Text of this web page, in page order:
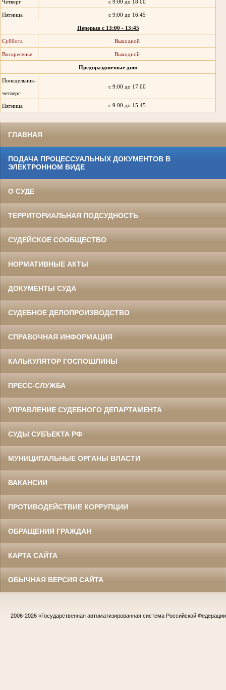
Четверг с 9:00 до 18:00
Пятница с 9:00 до 16:45
Перерыв с 13:00 - 13:45
Суббота Выходной
Воскресенье Выходной
Предпраздничные дни:
Понедельник-
четверг
с 9:00 до 17:00
Пятница с 9:00 до 15:45
ГЛАВНАЯ
ПОДАЧА ПРОЦЕССУАЛЬНЫХ ДОКУМЕНТОВ В
ЭЛЕКТРОННОМ ВИДЕ
О СУДЕ
ТЕРРИТОРИАЛЬНАЯ ПОДСУДНОСТЬ
СУДЕЙСКОЕ СООБЩЕСТВО
НОРМАТИВНЫЕ АКТЫ
ДОКУМЕНТЫ СУДА
СУДЕБНОЕ ДЕЛОПРОИЗВОДСТВО
СПРАВОЧНАЯ ИНФОРМАЦИЯ
КАЛЬКУЛЯТОР ГОСПОШЛИНЫ
ПРЕСС-СЛУЖБА
УПРАВЛЕНИЕ СУДЕБНОГО ДЕПАРТАМЕНТА
СУДЫ СУБЪЕКТА РФ
МУНИЦИПАЛЬНЫЕ ОРГАНЫ ВЛАСТИ
ВАКАНСИИ
ПРОТИВОДЕЙСТВИЕ КОРРУПЦИИ
ОБРАЩЕНИЯ ГРАЖДАН
КАРТА САЙТА
ОБЫЧНАЯ ВЕРСИЯ САЙТА
2006-2026 «Государственная автоматизированная система Российской